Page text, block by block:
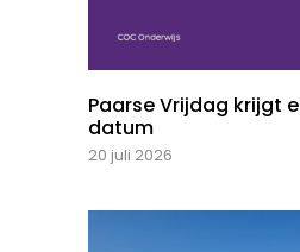
Paarse Vrijdag krijgt
datum
20 juli 2026